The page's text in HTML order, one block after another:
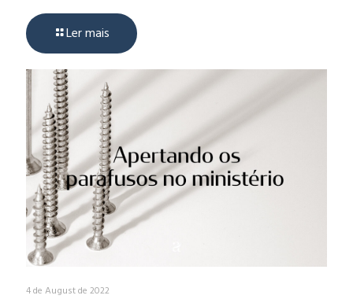
Ler mais
4 de August de 2022